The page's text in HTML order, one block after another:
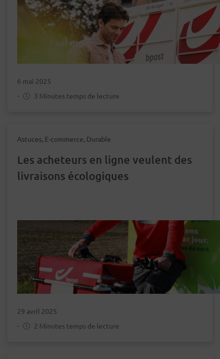
6 mai 2025
-
3 Minutes temps de lecture
Astuces, E-commerce, Durable
Les acheteurs en ligne veulent des
livraisons écologiques
29 avril 2025
-
2 Minutes temps de lecture